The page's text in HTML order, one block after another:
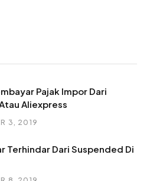
Pajak Impor Dari
Aliexpress
3, 2019
Terhindar Dari Suspended Di